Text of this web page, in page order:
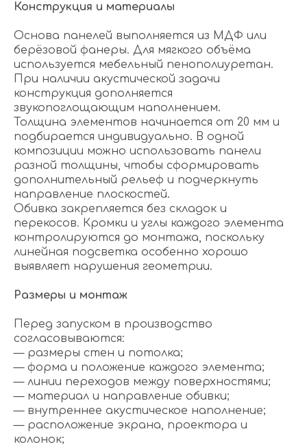
Конструкция и материалы
Основа панелей выполняется из МДФ или
берёзовой фанеры. Для мягкого объёма
используется мебельный пенополиуретан.
При наличии акустической задачи
конструкция дополняется
звукопоглощающим наполнением.
Толщина элементов начинается от 20 мм и
подбирается индивидуально. В одной
композиции можно использовать панели
разной толщины, чтобы сформировать
дополнительный рельеф и подчеркнуть
направление плоскостей.
Обивка закрепляется без складок и
перекосов. Кромки и углы каждого элемента
контролируются до монтажа, поскольку
линейная подсветка особенно хорошо
выявляет нарушения геометрии.
Размеры и монтаж
Перед запуском в производство
согласовываются:
— размеры стен и потолка;
— форма и положение каждого элемента;
— линии переходов между поверхностями;
— материал и направление обивки;
— внутреннее акустическое наполнение;
— расположение экрана, проектора и
колонок;